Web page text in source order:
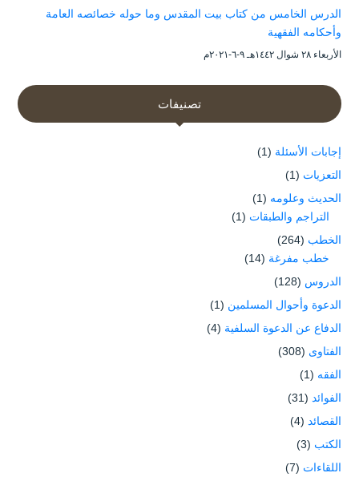
الدرس الخامس من كتاب بيت المقدس وما حوله خصائصه العامة
وأحكامه الفقهية
الأربعاء ۲۸ شوال ۱٤٤۲هـ ۹-٦-۲۰۲۱م
تصنيفات
إجابات الأسئلة (1)
التعزيات (1)
الحديث وعلومه (1)
التراجم والطبقات (1)
الخطب (264)
خطب مفرغة (14)
الدروس (128)
الدعوة وأحوال المسلمين (1)
الدفاع عن الدعوة السلفية (4)
الفتاوى (308)
الفقه (1)
الفوائد (31)
القصائد (4)
الكتب (3)
اللقاءات (7)